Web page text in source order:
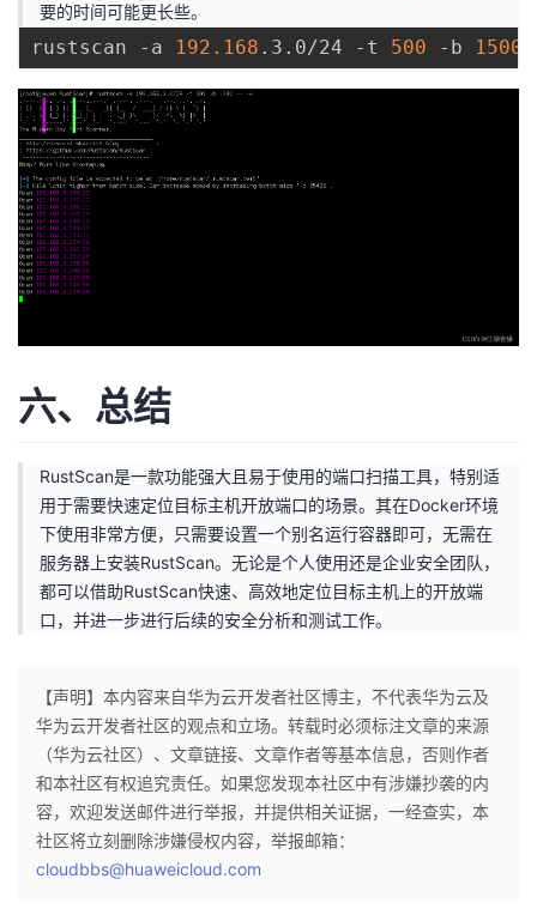
要的时间可能更长些。
rustscan -a 192.168 .3.0/24 -t 500 -b 1500
六、总结
RustScan是一款功能强大且易于使用的端口扫描工具，特别适
用于需要快速定位目标主机开放端口的场景。其在Docker环境
下使用非常方便，只需要设置一个别名运行容器即可，无需在
服务器上安装RustScan。无论是个人使用还是企业安全团队，
都可以借助RustScan快速、高效地定位目标主机上的开放端
口，并进一步进行后续的安全分析和测试工作。
【声明】本内容来自华为云开发者社区博主，不代表华为云及
华为云开发者社区的观点和立场。转载时必须标注文章的来源
（华为云社区）、文章链接、文章作者等基本信息，否则作者
和本社区有权追究责任。如果您发现本社区中有涉嫌抄袭的内
容，欢迎发送邮件进行举报，并提供相关证据，一经查实，本
社区将立刻删除涉嫌侵权内容，举报邮箱：
cloudbbs@huaweicloud.com